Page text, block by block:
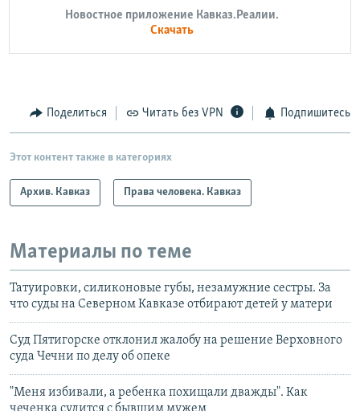
Новостное приложение Кавказ.Реалии.
Скачать
Поделиться Читать без VPN Подпишитесь
Этот контент также в категориях
Архив. Кавказ Права человека. Кавказ
Материалы по теме
Татуировки, силиконовые губы, незамужние сестры. За
что суды на Северном Кавказе отбирают детей у матери
Суд Пятигорске отклонил жалобу на решение Верховного
суда Чечни по делу об опеке
"Меня избивали, а ребенка похищали дважды". Как
чеченка судится с бывшим мужем